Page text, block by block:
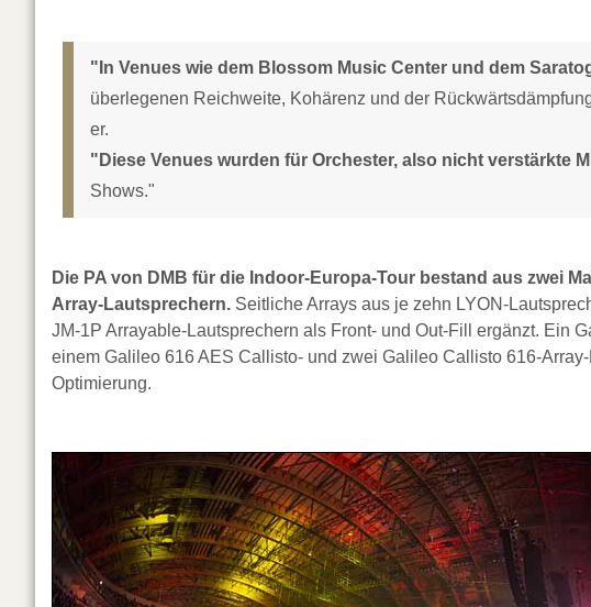
"In Venues wie dem Blossom Music Center und dem
überlegenen Reichweite, Kohärenz und der
er.
"Diese Venues wurden für Orchester, also nicht verstärkte
Shows."
Die PA von DMB für die Indoor-Europa-Tour bestand aus zwei
Array-Lautsprechern. Seitliche Arrays aus je zehn LYON-
JM-1P Arrayable-Lautsprechern als Front- und Out-Fill ergänzt. Ein
einem Galileo 616 AES Callisto- und zwei Galileo Callisto 616-
Optimierung.